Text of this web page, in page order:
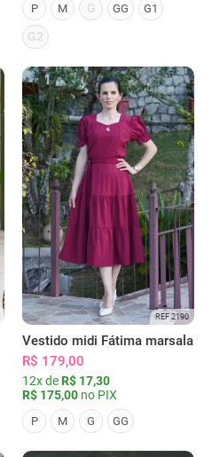
P M G GG G1
G2
REF 2190
Vestido midi Fátima marsala
R$ 179,00
12x de R$ 17,30
R$ 175,00 no PIX
P M G GG